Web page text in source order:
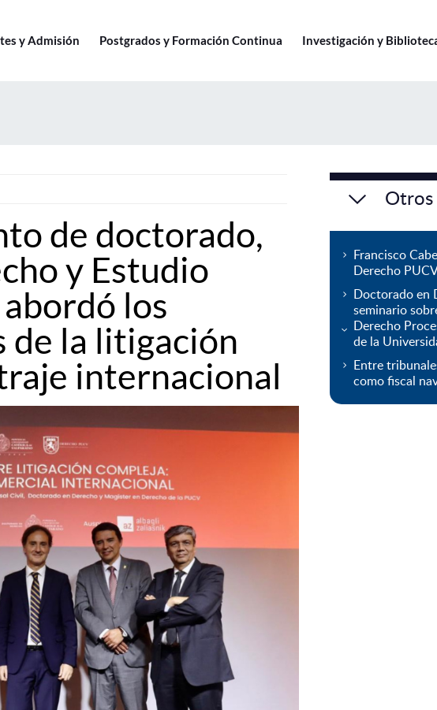
y Admisión Postgrados y Formación Continua Investigación y
de doctorado,
y Estudio
los
de la litigación
internacional
Otros
Francisco
Derecho
Doctorado en
seminario
Derecho
de la
Entre
como fiscal